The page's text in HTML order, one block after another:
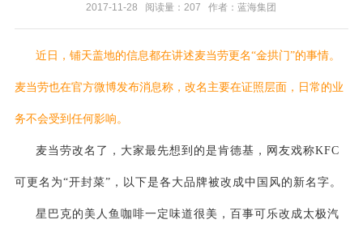
2017-11-28 阅读量：207 作者：蓝海集团
近日，铺天盖地的信息都在讲述麦当劳更名“金拱门”的事情。
麦当劳也在官方微博发布消息称，改名主要在证照层面，日常的业
务不会受到任何影响。
麦当劳改名了，大家最先想到的是肯德基，网友戏称KFC
可更名为“开封菜”，以下是各大品牌被改成中国风的新名字。
星巴克的美人鱼咖啡一定味道很美，百事可乐改成太极汽